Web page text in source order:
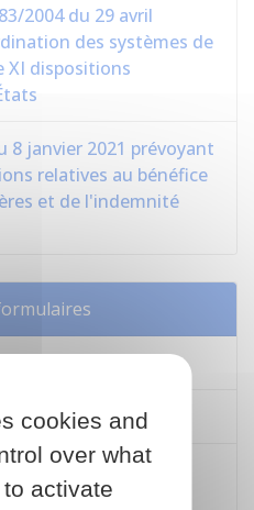
2004 du 29 avril
des systèmes de
XI dispositions
8 janvier 2021 prévoyant
relatives au bénéfice
et de l'indemnité
personnel
des droits à
cookies and
over what
activate